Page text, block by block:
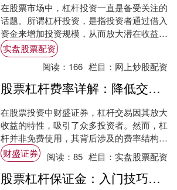
在股票市场中，杠杆投资一直是备受关注的
话题。所谓杠杆投资，是指投资者通过借入
资金来增加投资规模，从而放大潜在收益的
一种策略。然而，正如一枚硬币有两面，杠
杆投资在....
实盘股票配资
阅读： 166 栏目： 网上炒股配资
股票杠杆费率详解：降低交易成本的关键
在股票投资中财盛证券，杠杆交易因其放大
收益的特性，吸引了众多投资者。然而，杠
杆并非免费使用，其背后涉及的费率结构直
接影响交易成本与最终收益。本文将详细解
析股票杠....
财盛证券 阅读：85 栏目： 实盘股票配资
股票杠杆保证金：入门技巧与风险指南